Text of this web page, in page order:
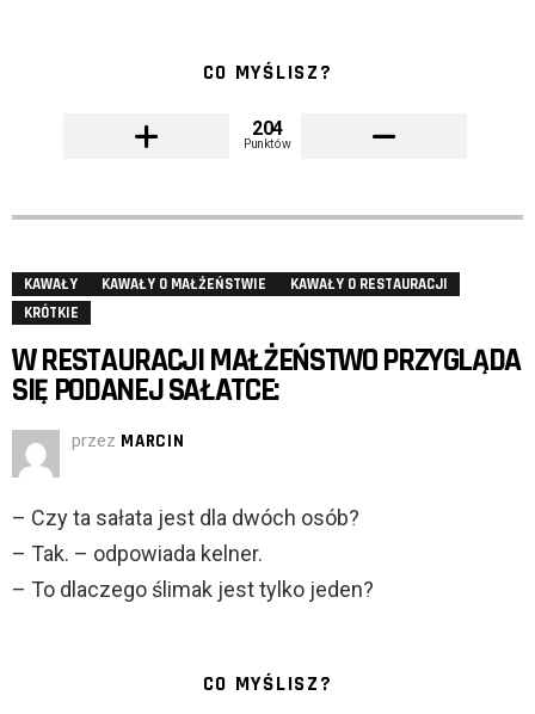
CO MYŚLISZ?
204
Punktów
KAWAŁY KAWAŁY O MAŁŻEŃSTWIE
KAWAŁY O RESTAURACJI
KRÓTKIE
W RESTAURACJI MAŁŻEŃSTWO PRZYGLĄDA
SIĘ PODANEJ SAŁATCE:
przez MARCIN
– Czy ta sałata jest dla dwóch osób?
– Tak. – odpowiada kelner.
– To dlaczego ślimak jest tylko jeden?
CO MYŚLISZ?